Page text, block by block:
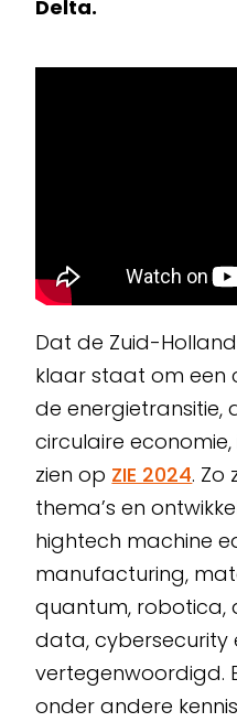
Delta.
Dat de Zuid-
klaar staat om een
de energietransitie,
circulaire
zien op ZIE 2024. Zo
thema’s en
hightech machine
manufacturing,
quantum, robotica,
data, cybersecurity
vertegenwoordigd.
onder andere